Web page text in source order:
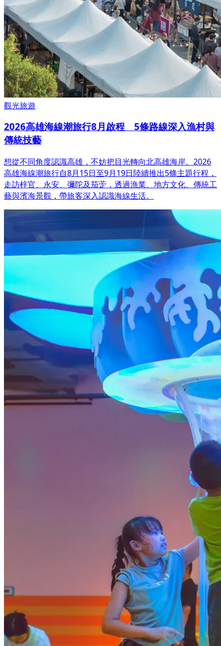
觀光旅遊
2026高雄海線潮旅行8月啟程 5條路線深入漁村與
傳統技藝
想從不同角度認識高雄，不妨把目光轉向北高雄海岸。2026
高雄海線潮旅行自8月15日至9月19日陸續推出5條主題行程，
走訪梓官、永安、彌陀及茄萣，透過漁業、地方文化、傳統工
藝與濱海景觀，帶旅客深入認識海線生活。